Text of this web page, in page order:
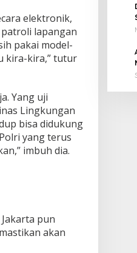
elektronik,
lapangan
pakai model-
kira-kira,” tutur
Yang uji
Lingkungan
bisa didukung
yang terus
imbuh dia.
pun
akan